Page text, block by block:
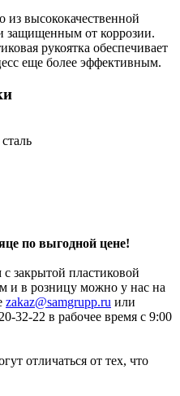
из высококачественной
защищенным от коррозии.
рукоятка обеспечивает
еще более эффективным.
по выгодной цене!
закрытой пластиковой
и в розницу можно у нас на
zakaz@samgrupp.ru или
32-22 в рабочее время с 9:00
отличаться от тех, что